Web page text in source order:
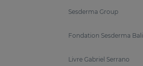
Sesderma Group
Fondation Sesderma Bali
Livre Gabriel Serrano